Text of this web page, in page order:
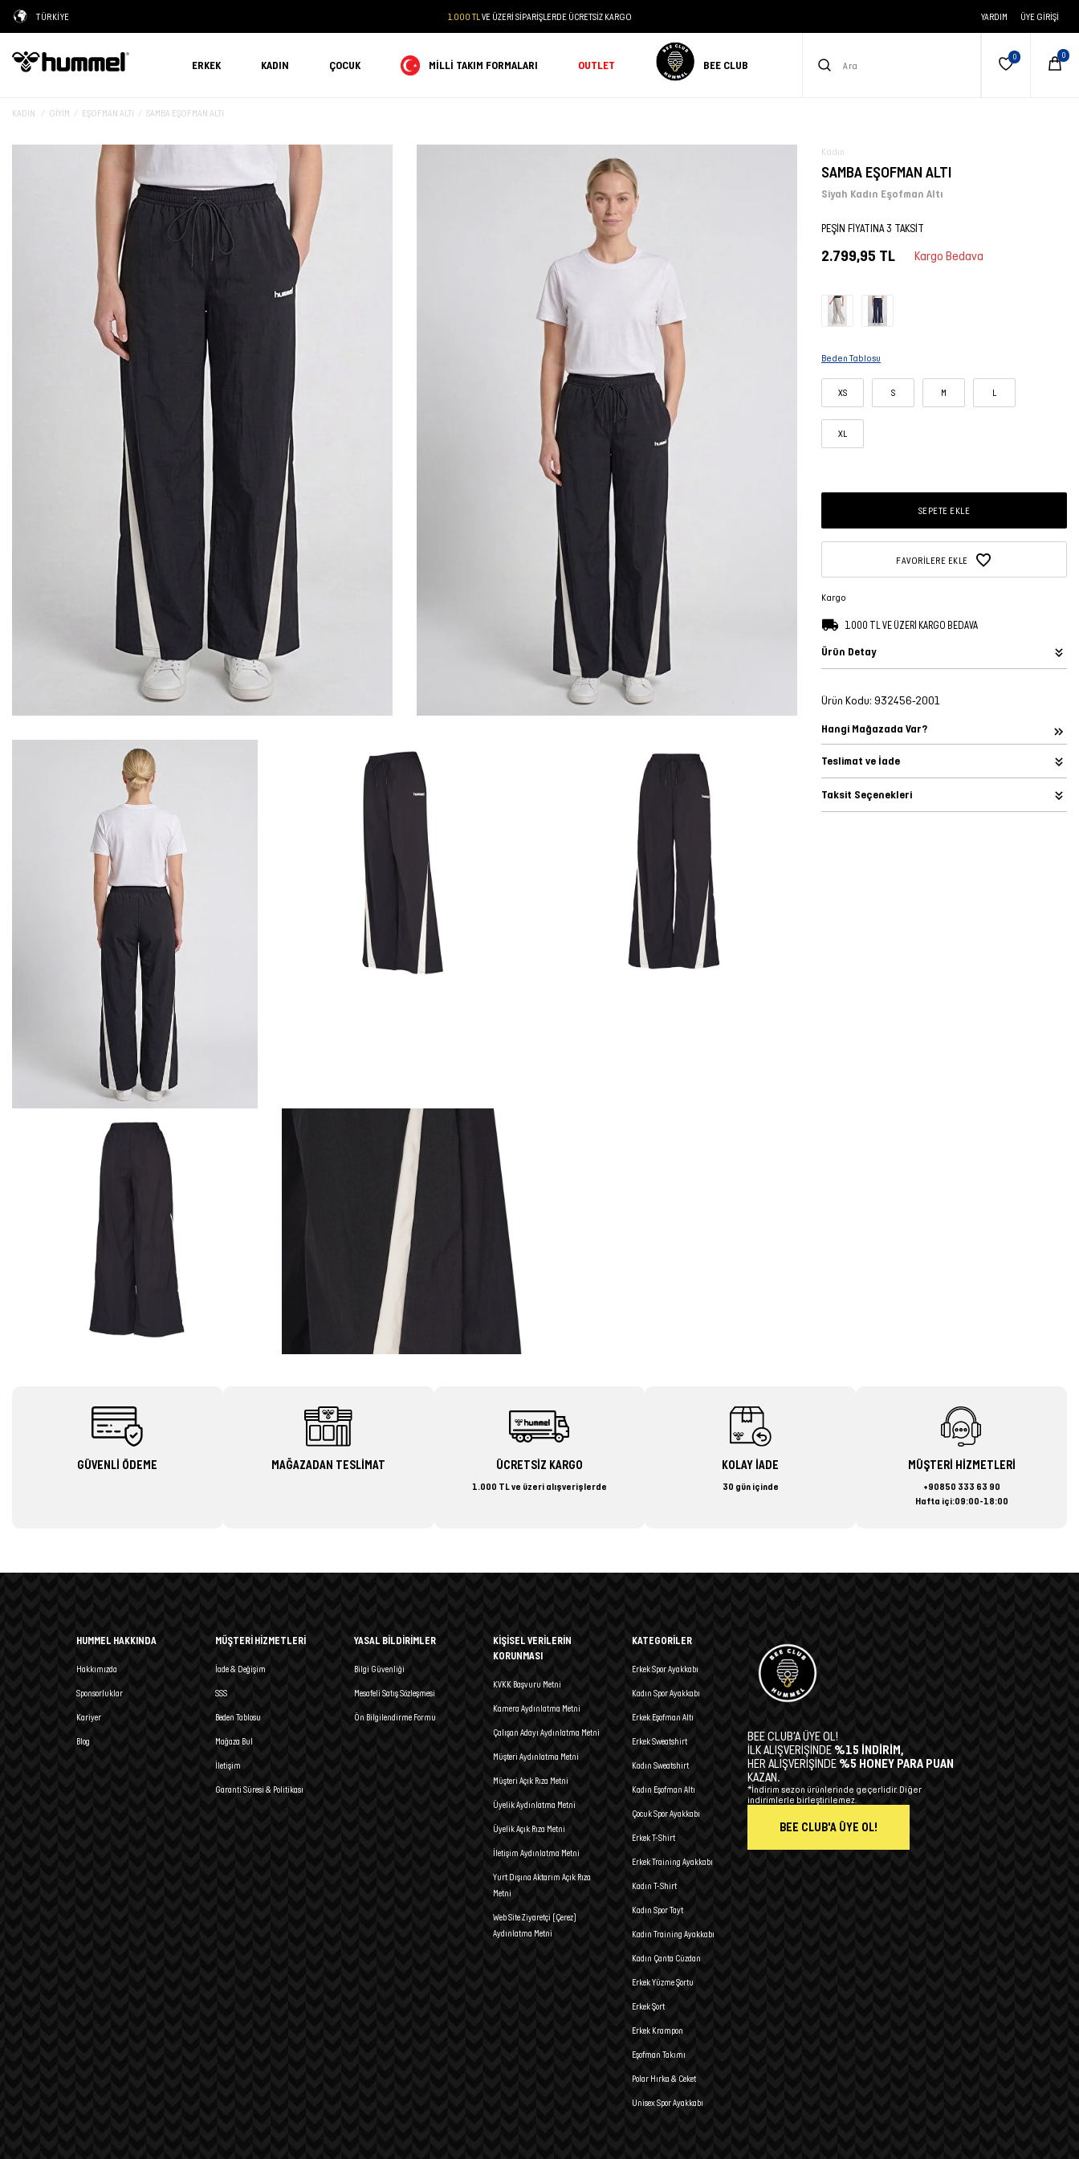
TÜRKİYE 1.000 TL VE ÜZERİ SİPARİŞLERDE ÜCRETSİZ KARGO YARDIM ÜYE GIRIŞI
ERKEK KADIN ÇOCUK MILLI TAKIM FORMALARI OUTLET BEE CLUB
KADIN GIYIM EŞOFMAN ALTI SAMBA EŞOFMAN ALTI
Kadın
SAMBA EŞOFMAN ALTI
Siyah Kadın Eşofman Altı
PEŞİN FİYATINA 3 TAKSİT
2.799,95 TL Kargo Bedava
Beden Tablosu
XS S M L
XL
SEPETE EKLE
FAVORILERE EKLE
Kargo
1.000 TL VE ÜZERİ KARGO BEDAVA
Ürün Detay
Ürün Kodu: 932456-2001
Hangi Mağazada Var?
Teslimat ve İade
Taksit Seçenekleri
GÜVENLİ ÖDEME MAĞAZADAN TESLİMAT ÜCRETSİZ KARGO
1.000 TL ve üzeri alışverişlerde
KOLAY İADE
30 gün içinde
MÜŞTERİ HİZMETLERİ
+90850 333 63 90
Hafta içi:09:00-18:00
HUMMEL HAKKINDA
Hakkımızda
Sponsorluklar
Kariyer
Blog
MÜŞTERİ HİZMETLERİ
İade & Değişim
SSS
Beden Tablosu
Mağaza Bul
İletişim
Garanti Süresi & Politikası
YASAL BİLDİRİMLER
Bilgi Güvenliği
Mesafeli Satış Sözleşmesi
Ön Bilgilendirme Formu
KİŞİSEL VERİLERİN
KORUNMASI
KVKK Başvuru Metni
Kamera Aydınlatma Metni
Çalışan Adayı Aydınlatma Metni
Müşteri Aydınlatma Metni
Müşteri Açık Rıza Metni
Üyelik Aydınlatma Metni
Üyelik Açık Rıza Metni
İletişim Aydınlatma Metni
Yurt Dışına Aktarım Açık Rıza
Metni
Web Site Ziyaretçi (Çerez)
Aydınlatma Metni
KATEGORİLER
Erkek Spor Ayakkabı
Kadın Spor Ayakkabı
Erkek Eşofman Altı
Erkek Sweatshirt
Kadın Sweatshirt
Kadın Eşofman Altı
Çocuk Spor Ayakkabı
Erkek T-Shirt
Erkek Training Ayakkabı
Kadın T-Shirt
Kadın Spor Tayt
Kadın Training Ayakkabı
Kadın Çanta Cüzdan
Erkek Yüzme Şortu
Erkek Şort
Erkek Krampon
Eşofman Takımı
Polar Hırka & Ceket
Unisex Spor Ayakkabı
BEE CLUB’A ÜYE OL!
İLK ALIŞVERİŞİNDE %15 İNDİRİM,
HER ALIŞVERİŞİNDE %5 HONEY PARA PUAN
KAZAN.
*İndirim sezon ürünlerinde geçerlidir. Diğer
indirimlerle birleştirilemez.
BEE CLUB'A ÜYE OL!